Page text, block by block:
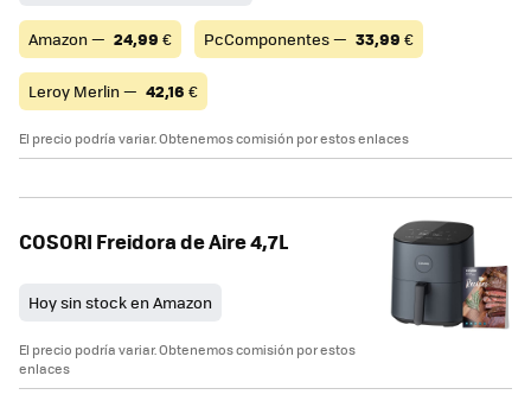
Amazon — 24,99 € PcComponentes — 33,99 €
Leroy Merlin — 42,16 €
El precio podría variar. Obtenemos comisión por estos enlaces
COSORI Freidora de Aire 4,7L
Hoy sin stock en Amazon
El precio podría variar. Obtenemos comisión por estos
enlaces